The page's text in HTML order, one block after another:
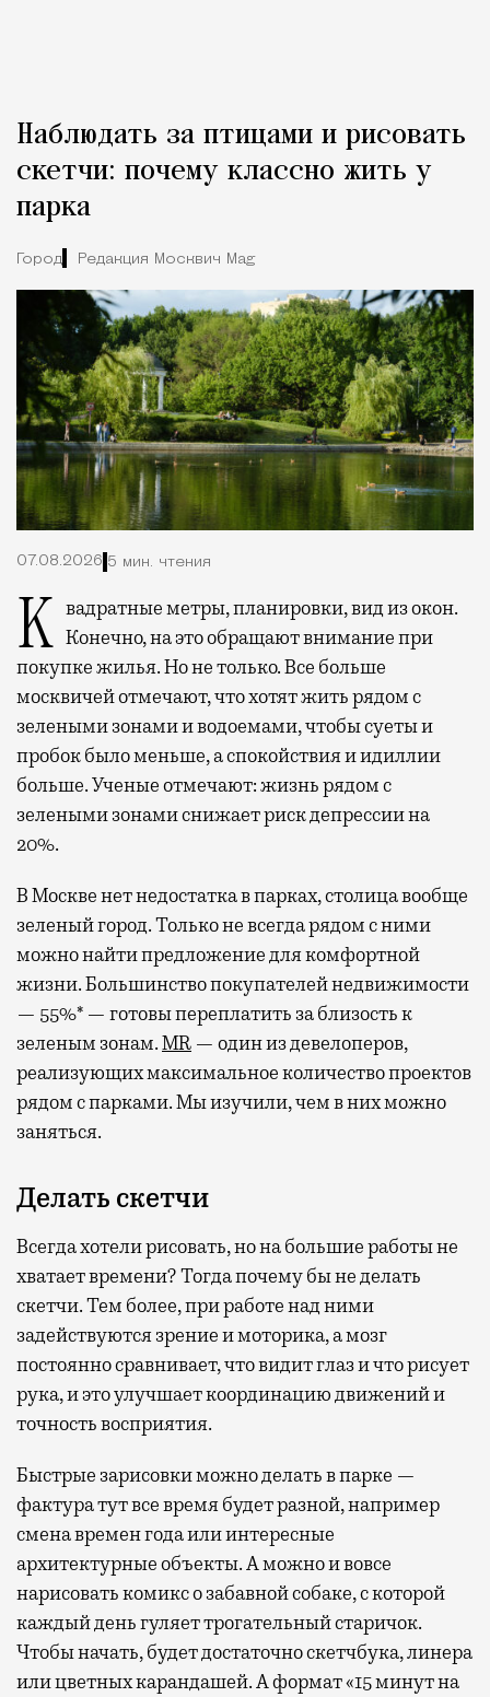
Наблюдать за птицами и рисовать
скетчи: почему классно жить у
парка
Город Редакция Москвич Mag
07.08.2026 5 мин. чтения
Квадратные метры, планировки, вид из окон. Конечно, на это обращают внимание при
покупке жилья. Но не только. Все больше
москвичей отмечают, что хотят жить рядом с
зелеными зонами и водоемами, чтобы суеты и
пробок было меньше, а спокойствия и идиллии
больше. Ученые отмечают: жизнь рядом с
зелеными зонами снижает риск депрессии на
20%.
В Москве нет недостатка в парках, столица вообще
зеленый город. Только не всегда рядом с ними
можно найти предложение для комфортной
жизни. Большинство покупателей недвижимости
— 55%* — готовы переплатить за близость к
зеленым зонам.MR — один из девелоперов,
реализующих максимальное количество проектов
рядом с парками. Мы изучили, чем в них можно
заняться.
Делать скетчи
Всегда хотели рисовать, но на большие работы не
хватает времени? Тогда почему бы не делать
скетчи. Тем более, при работе над ними
задействуются зрение и моторика, а мозг
постоянно сравнивает, что видит глаз и что рисует
рука, и это улучшает координацию движений и
точность восприятия.
Быстрые зарисовки можно делать в парке —
фактура тут все время будет разной, например
смена времен года или интересные
архитектурные объекты. А можно и вовсе
нарисовать комикс о забавной собаке, с которой
каждый день гуляет трогательный старичок.
Чтобы начать, будет достаточно скетчбука, линера
или цветных карандашей. А формат «15 минут на